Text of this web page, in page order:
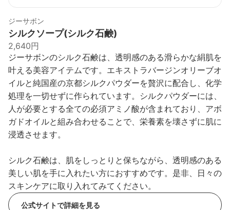
ジーサボン
シルクソープ(シルク石鹸)
2,640円
ジーサボンのシルク石鹸は、透明感のある滑らかな絹肌を
叶える美容アイテムです。エキストラバージンオリーブオ
イルと純国産の京都シルクパウダーを贅沢に配合し、化学
処理を一切せずに作られています。シルクパウダーには、
人が必要とする全ての必須アミノ酸が含まれており、アボ
ガドオイルと組み合わせることで、栄養素を壊さずに肌に
浸透させます。
シルク石鹸は、肌をしっとりと保ちながら、透明感のある
美しい肌を手に入れたい方におすすめです。是非、日々の
スキンケアに取り入れてみてください。
公式サイトで詳細を見る